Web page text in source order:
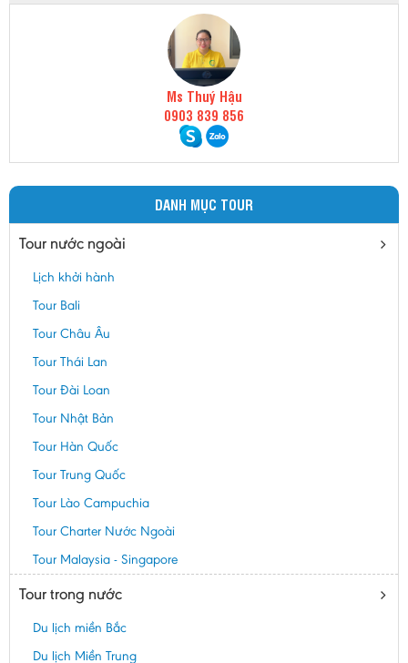
Ms Thuý Hậu
0903 839 856
DANH MỤC TOUR
Tour nước ngoài
Lịch khởi hành
Tour Bali
Tour Châu Âu
Tour Thái Lan
Tour Đài Loan
Tour Nhật Bản
Tour Hàn Quốc
Tour Trung Quốc
Tour Lào Campuchia
Tour Charter Nước Ngoài
Tour Malaysia - Singapore
Tour trong nước
Du lịch miền Bắc
Du lịch Miền Trung